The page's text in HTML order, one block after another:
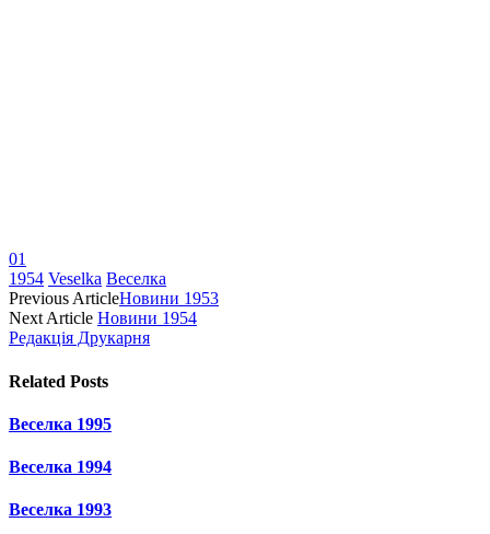
01
1954 Veselka Веселка
Previous ArticleНовини 1953
Next Article Новини 1954
Редакція Друкарня
Related Posts
Веселка 1995
Веселка 1994
Веселка 1993